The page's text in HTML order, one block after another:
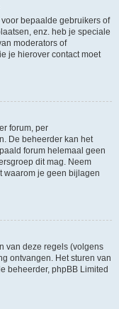
bepaalde gebruikers of
enz. heb je speciale
moderators of
je hierover contact moet
forum, per
De beheerder kan het
forum helemaal geen
dit mag. Neem
waarom je geen bijlagen
van deze regels (volgens
ontvangen. Het sturen van
beheerder, phpBB Limited